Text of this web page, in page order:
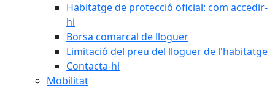
Habitatge de protecció oficial: com accedir-
hi
Borsa comarcal de lloguer
Limitació del preu del lloguer de l'habitatge
Contacta-hi
Mobilitat